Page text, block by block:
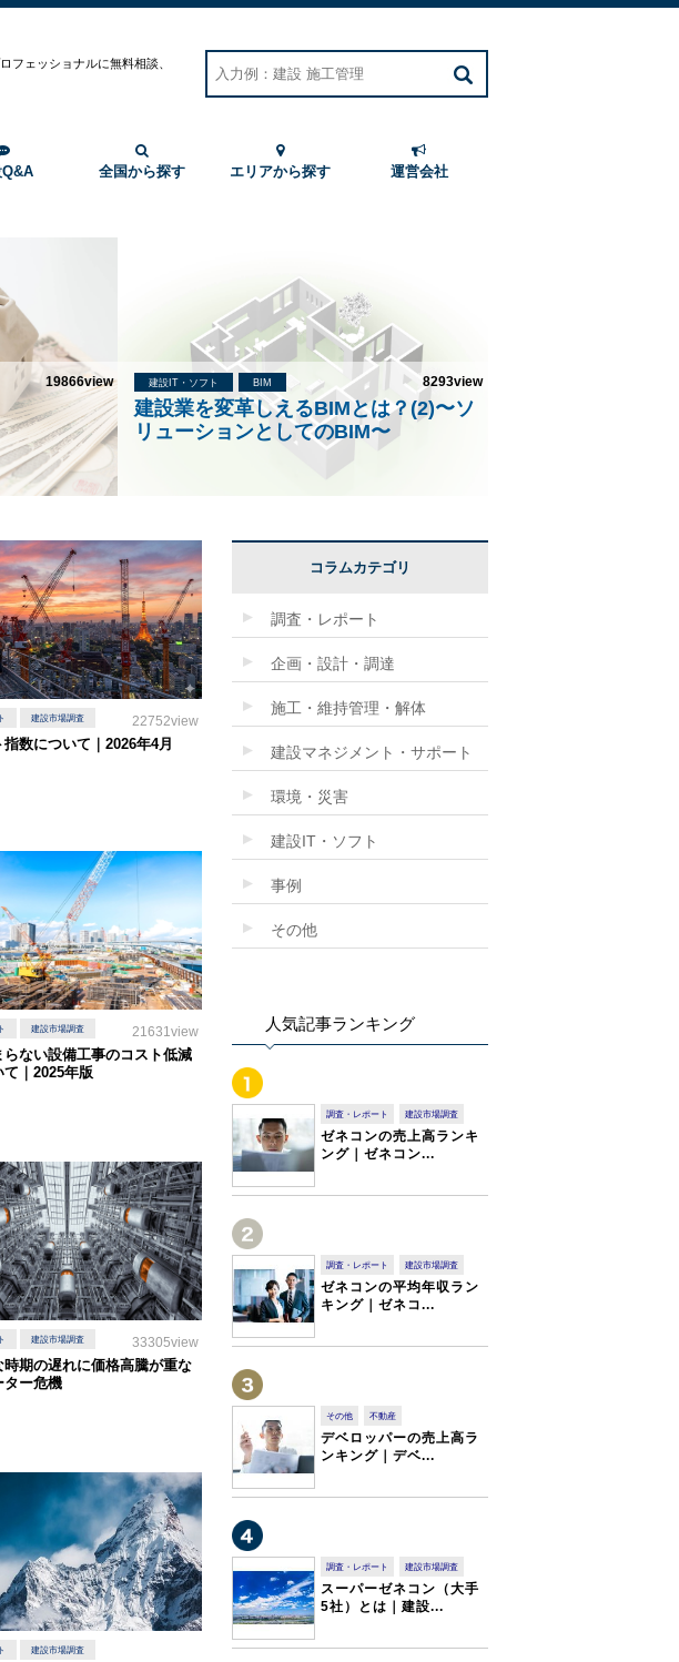
フェッショナルに無料相談、
全国から探す エリアから探す 運営会社
19866view 建設IT・ソフト BIM 8293view
建設業を変革しえるBIMとは？(2)〜ソ
リューションとしてのBIM〜
コラムカテゴリ
調査・レポート
企画・設計・調達
施工・維持管理・解体
建設マネジメント・サポート
環境・災害
建設IT・ソフト
事例
その他
人気記事ランキング
調査・レポート 建設市場調査
ゼネコンの売上高ランキ
ング｜ゼネコン...
調査・レポート 建設市場調査
ゼネコンの平均年収ラン
キング｜ゼネコ...
その他 不動産
デベロッパーの売上高ラ
ンキング｜デベ...
調査・レポート 建設市場調査
スーパーゼネコン（大手
5社）とは｜建設...
建設市場調査 22752view
数について｜2026年4月
建設市場調査 21631view
らない設備工事のコスト低減
｜2025年版
建設市場調査 33305view
時期の遅れに価格高騰が重な
ター危機
建設市場調査